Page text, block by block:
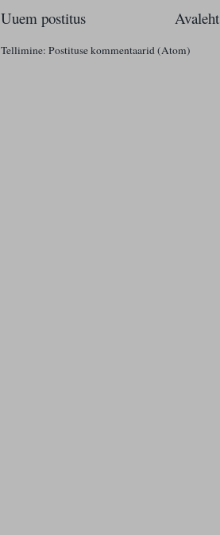
Uuem postitus Avaleht
Tellimine: Postituse kommentaarid (Atom)